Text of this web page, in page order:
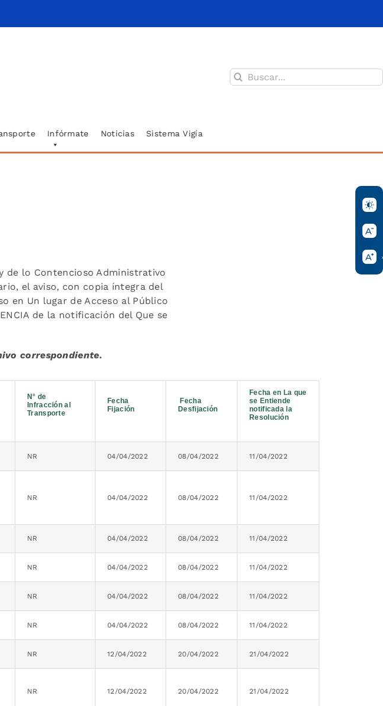
Buscar:
Infórmate Noticias Sistema Vigía
de lo Contencioso Administrativo
el aviso, con copia íntegra del
en Un lugar de Acceso al Público
de la notificación del Que se
correspondiente.
N° de
Infracción al
Transporte
Fecha
Fijación
Fecha
Desfijación
Fecha en La que
se Entiende
notificada la
Resolución
NR 04/04/2022 08/04/2022 11/04/2022
NR 04/04/2022 08/04/2022 11/04/2022
NR 04/04/2022 08/04/2022 11/04/2022
NR 04/04/2022 08/04/2022 11/04/2022
NR 04/04/2022 08/04/2022 11/04/2022
NR 04/04/2022 08/04/2022 11/04/2022
NR 12/04/2022 20/04/2022 21/04/2022
NR 12/04/2022 20/04/2022 21/04/2022